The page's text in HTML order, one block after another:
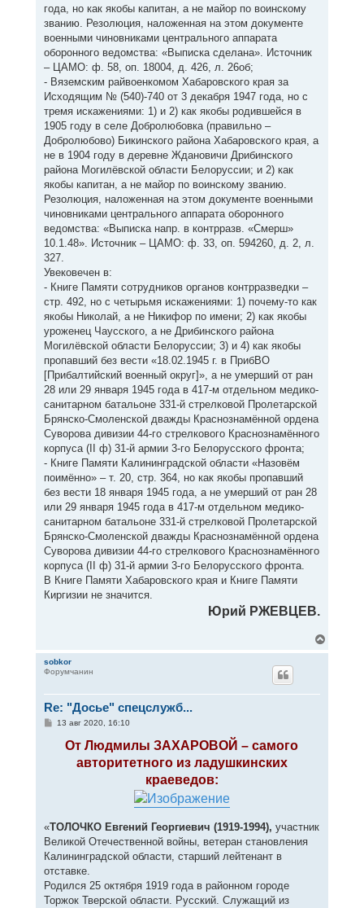
года, но как якобы капитан, а не майор по воинскому
званию. Резолюция, наложенная на этом документе
военными чиновниками центрального аппарата
оборонного ведомства: «Выписка сделана». Источник
– ЦАМО: ф. 58, оп. 18004, д. 426, л. 26об;
- Вяземским райвоенкомом Хабаровского края за
Исходящим № (540)-740 от 3 декабря 1947 года, но с
тремя искажениями: 1) и 2) как якобы родившейся в
1905 году в селе Добролюбовка (правильно –
Добролюбово) Бикинского района Хабаровского края, а
не в 1904 году в деревне Ждановичи Дрибинского
района Могилёвской области Белоруссии; и 2) как
якобы капитан, а не майор по воинскому званию.
Резолюция, наложенная на этом документе военными
чиновниками центрального аппарата оборонного
ведомства: «Выписка напр. в контрразв. «Смерш»
10.1.48». Источник – ЦАМО: ф. 33, оп. 594260, д. 2, л.
327.
Увековечен в:
- Книге Памяти сотрудников органов контрразведки –
стр. 492, но с четырьмя искажениями: 1) почему-то как
якобы Николай, а не Никифор по имени; 2) как якобы
уроженец Чаусского, а не Дрибинского района
Могилёвской области Белоруссии; 3) и 4) как якобы
пропавший без вести «18.02.1945 г. в ПрибВО
[Прибалтийский военный округ]», а не умерший от ран
28 или 29 января 1945 года в 417-м отдельном медико-
санитарном батальоне 331-й стрелковой Пролетарской
Брянско-Смоленской дважды Краснознамённой ордена
Суворова дивизии 44-го стрелкового Краснознамённого
корпуса (II ф) 31-й армии 3-го Белорусского фронта;
- Книге Памяти Калининградской области «Назовём
поимённо» – т. 20, стр. 364, но как якобы пропавший
без вести 18 января 1945 года, а не умерший от ран 28
или 29 января 1945 года в 417-м отдельном медико-
санитарном батальоне 331-й стрелковой Пролетарской
Брянско-Смоленской дважды Краснознамённой ордена
Суворова дивизии 44-го стрелкового Краснознамённого
корпуса (II ф) 31-й армии 3-го Белорусского фронта.
В Книге Памяти Хабаровского края и Книге Памяти
Киргизии не значится.
Юрий РЖЕВЦЕВ.
sobkor
Форумчанин
Re: "Досье" спецслужб...
С13 авг 2020, 16:10
От Людмилы ЗАХАРОВОЙ – самого
авторитетного из ладушкинских
краеведов:
«ТОЛОЧКО Евгений Георгиевич (1919-1994), участник
Великой Отечественной войны, ветеран становления
Калининградской области, старший лейтенант в
отставке.
Родился 25 октября 1919 года в районном городе
Торжок Тверской области. Русский. Служащий из